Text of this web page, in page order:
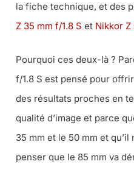
la fiche technique, et des
Z 35 mm f/1.8 S et Nikkor Z
Pourquoi ces deux-là ?
f/1.8 S est pensé pour
des résultats proches en
qualité d’image et parce
35 mm et le 50 mm et qu’il
penser que le 85 mm va